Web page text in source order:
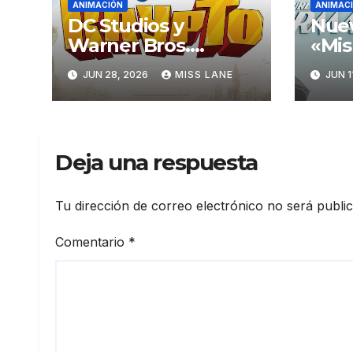
ANIMACIÓN
DC Studios y
Warner Bros.
Animation anuncian
que están
desarrollando una
JUN 28, 2026 MISS LANE JUN
Deja una respuesta
Tu dirección de correo electrónico no será
Comentario *